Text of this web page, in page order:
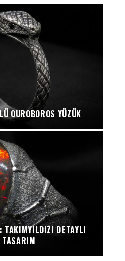
OUROBOROS YÜZÜK
TAKIMYILDIZI DETAYLI
TASARIM